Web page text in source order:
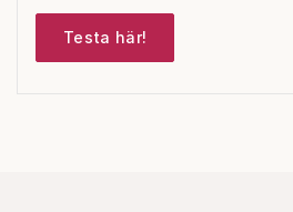
Testa här!